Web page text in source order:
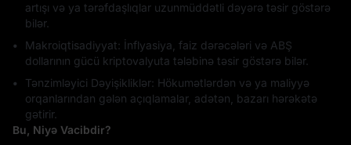
artışı və ya tərəfdaşlıqlar uzunmüddətli dəyərə təsir göstərə
bilər.
Makroiqtisadiyyat: İnflyasiya, faiz dərəcələri və ABŞ
dollarının gücü kriptovalyuta tələbinə təsir göstərə bilər.
Tənzimləyici Dəyişikliklər: Hökumətlərdən və ya maliyyə
orqanlarından gələn açıqlamalar, adətən, bazarı hərəkətə
gətirir.
Bu, Niyə Vacibdir?